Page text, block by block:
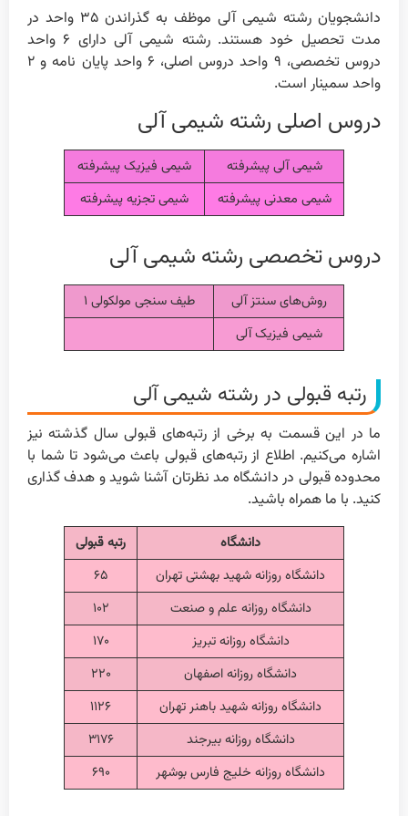
دانشجویان رشته شیمی آلی موظف به گذراندن ۳۵ واحد در
مدت تحصیل خود هستند. رشته شیمی آلی دارای ۶ واحد
دروس تخصصی، ۹ واحد دروس اصلی، ۶ واحد پایان نامه و ۲
واحد سمینار است.
دروس اصلی رشته شیمی آلی
شیمی آلی پیشرفته
شیمی فیزیک پیشرفته
شیمی معدنی پیشرفته
شیمی تجزیه پیشرفته
دروس تخصصی رشته شیمی آلی
روش‌های سنتز آلی
طیف سنجی مولکولی ۱
شیمی فیزیک آلی
رتبه قبولی در رشته شیمی آلی
ما در این قسمت به برخی از رتبه‌های قبولی سال گذشته نیز
اشاره می‌کنیم. اطلاع از رتبه‌های قبولی باعث می‌شود تا شما با
محدوده قبولی در دانشگاه مد نظرتان آشنا شوید و هدف گذاری
کنید. با ما همراه باشید.
دانشگاه
رتبه قبولی
دانشگاه روزانه شهید بهشتی تهران
۶۵
دانشگاه روزانه علم و صنعت
۱۰۲
دانشگاه روزانه تبریز
۱۷۰
دانشگاه روزانه اصفهان
۲۲۰
دانشگاه روزانه شهید باهنر تهران
۱۱۲۶
دانشگاه روزانه بیرجند
۳۱۷۶
دانشگاه روزانه خلیج فارس بوشهر
۶۹۰